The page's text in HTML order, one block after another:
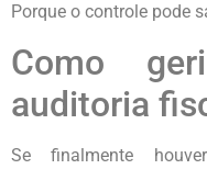
Porque o controle pode
Como
auditoria
Se finalmente